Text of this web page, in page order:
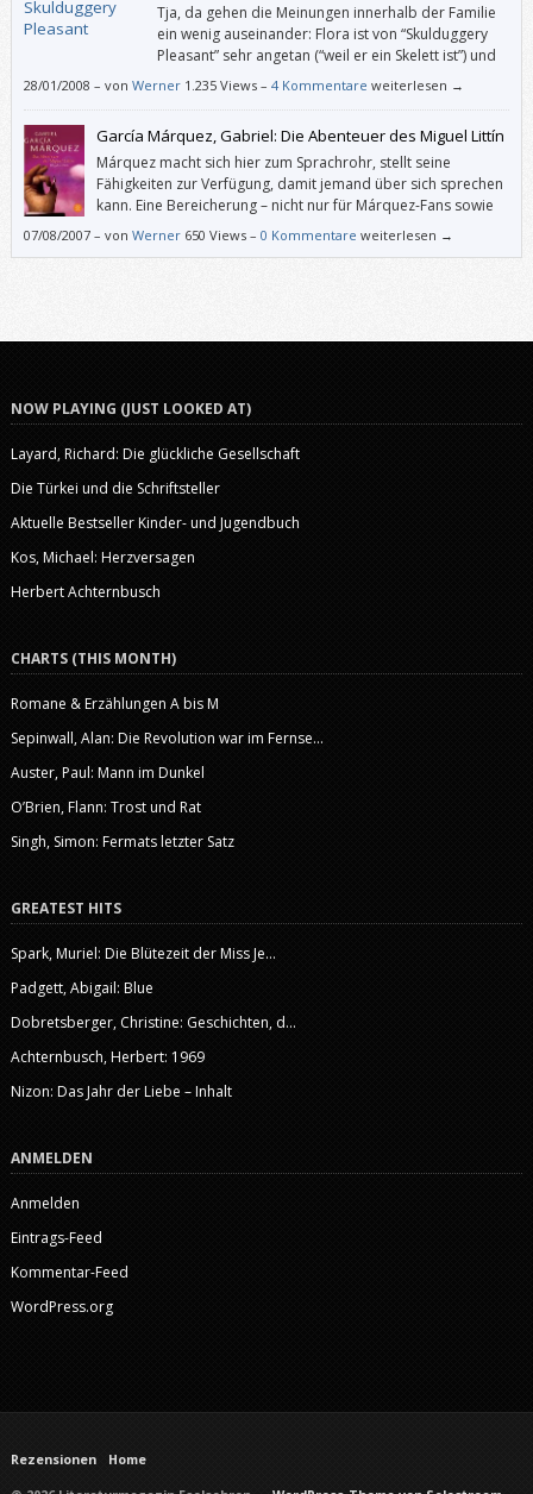
Tja, da gehen die Meinungen innerhalb der Familie
ein wenig auseinander: Flora ist von “Skulduggery
Pleasant” sehr angetan (“weil er ein Skelett ist”) und
möchte über das Buch ein Referat halten, und ich
28/01/2008 – von Werner 1.235 Views – 4 Kommentare weiterlesen →
García Márquez, Gabriel: Die Abenteuer des Miguel Littín
Márquez macht sich hier zum Sprachrohr, stellt seine
Fähigkeiten zur Verfügung, damit jemand über sich sprechen
kann. Eine Bereicherung – nicht nur für Márquez-Fans sowie
an Filmen und/oder Diktaturen Interessierte.
07/08/2007– von Werner 650 Views – 0 Kommentare weiterlesen →
NOW PLAYING (JUST LOOKED AT)
Layard, Richard: Die glückliche Gesellschaft
Die Türkei und die Schriftsteller
Aktuelle Bestseller Kinder- und Jugendbuch
Kos, Michael: Herzversagen
Herbert Achternbusch
CHARTS (THIS MONTH)
Romane & Erzählungen A bis M
Sepinwall, Alan: Die Revolution war im Fernse...
Auster, Paul: Mann im Dunkel
O’Brien, Flann: Trost und Rat
Singh, Simon: Fermats letzter Satz
GREATEST HITS
Spark, Muriel: Die Blütezeit der Miss Je...
Padgett, Abigail: Blue
Dobretsberger, Christine: Geschichten, d...
Achternbusch, Herbert: 1969
Nizon: Das Jahr der Liebe – Inhalt
ANMELDEN
Anmelden
Eintrags-Feed
Kommentar-Feed
WordPress.org
Rezensionen Home